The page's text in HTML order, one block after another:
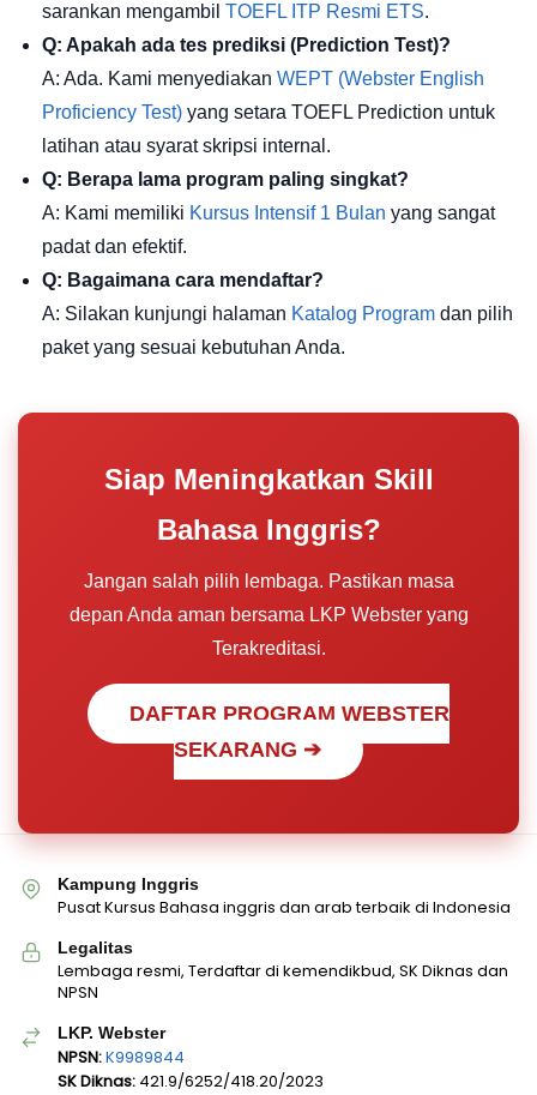
sarankan mengambil TOEFL ITP Resmi ETS.
Q: Apakah ada tes prediksi (Prediction Test)?
A: Ada. Kami menyediakan WEPT (Webster English
Proficiency Test) yang setara TOEFL Prediction untuk
latihan atau syarat skripsi internal.
Q: Berapa lama program paling singkat?
A: Kami memiliki Kursus Intensif 1 Bulan yang sangat
padat dan efektif.
Q: Bagaimana cara mendaftar?
A: Silakan kunjungi halaman Katalog Program dan pilih
paket yang sesuai kebutuhan Anda.
Siap Meningkatkan Skill
Bahasa Inggris?
Jangan salah pilih lembaga. Pastikan masa
depan Anda aman bersama LKP Webster yang
Terakreditasi.
DAFTAR PROGRAM WEBSTER
SEKARANG ➔
Kampung Inggris
Pusat Kursus Bahasa inggris dan arab terbaik di Indonesia
Legalitas
Lembaga resmi, Terdaftar di kemendikbud, SK Diknas dan
NPSN
LKP. Webster
NPSN:K9989844
SK Diknas: 421.9/6252/418.20/2023